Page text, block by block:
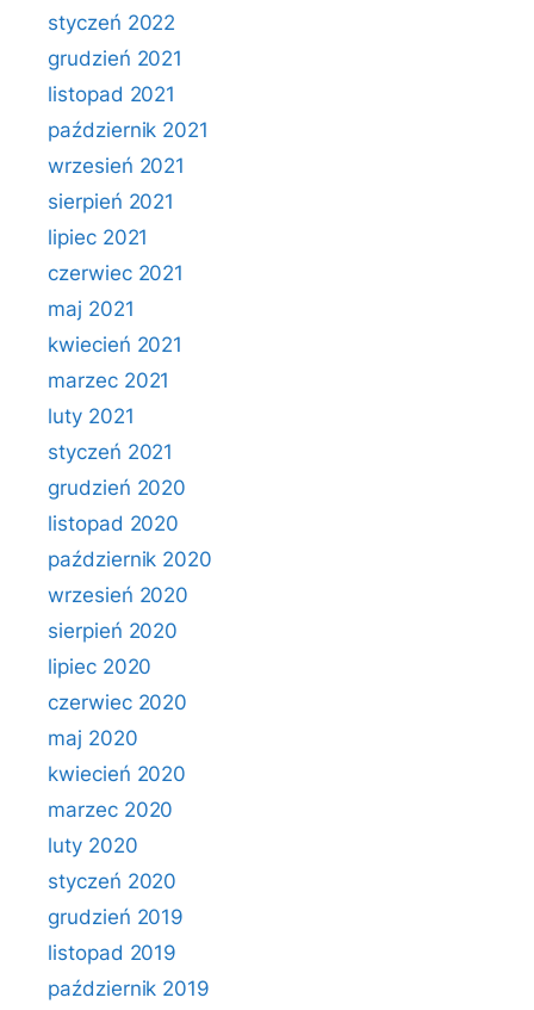
styczeń 2022
grudzień 2021
listopad 2021
październik 2021
wrzesień 2021
sierpień 2021
lipiec 2021
czerwiec 2021
maj 2021
kwiecień 2021
marzec 2021
luty 2021
styczeń 2021
grudzień 2020
listopad 2020
październik 2020
wrzesień 2020
sierpień 2020
lipiec 2020
czerwiec 2020
maj 2020
kwiecień 2020
marzec 2020
luty 2020
styczeń 2020
grudzień 2019
listopad 2019
październik 2019